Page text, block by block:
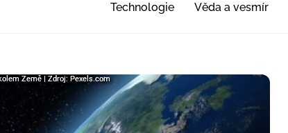
Technologie Věda a vesmír
Země | Zdroj: Pexels.com
Země | Zdroj: Pexels.com